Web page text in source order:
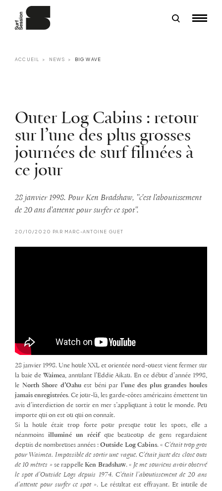
ACCUEIL NEWS BIG WAVE
Outer Log Cabins : retour
sur l’une des plus grosses
journées de surf filmées à
ce jour
28 janvier 1998. Pour Ken Bradshaw, ''c'est l'aboutissement
de 20 ans d'attente pour surfer ce spot".
20/10/2020 PAR MARC-ANTOINE GUET
28 janvier 1998. Une houle XXL et orientée nord-ouest vient fermer sur
la baie de Waimea, annulant l’Eddie Aikau. En ce début d’année 1998,
le North Shore d’Oahuest béni par l’une des plus grandes houles
jamais enregistrées. Ce jour-là, les garde-côtes américains émettent un
avis d’interdiction de sortir en mer s’appliquant à tout le monde. Peu
importe qui on est ou qui on connaît.
Si la houle était trop forte pour presque tout les spots, elle a
néanmoins illuminé un récif que beaucoup de gens regardaient
depuis de nombreuses années :Outside Log Cabins. « C’était trop gros
pour Waimea. Impossible de sortir une vague. C’était juste des close outs
de 10 mètres » se rappelleKen Bradshaw. « Je me souviens avoir observé
le spot d’Outside Logs depuis 1974. C’était l’aboutissement de 20 ans
d’attente pour surfer ce spot ». Le résultat est effrayant. Et inutile de